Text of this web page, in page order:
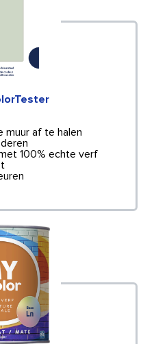
muur af te halen
100% echte verf